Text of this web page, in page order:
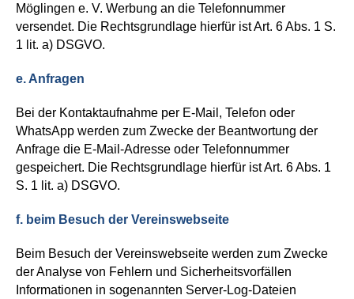
Möglingen e. V. Werbung an die Telefonnummer
versendet. Die Rechtsgrundlage hierfür ist Art. 6 Abs. 1 S.
1 lit. a) DSGVO.
e. Anfragen
Bei der Kontaktaufnahme per E-Mail, Telefon oder
WhatsApp werden zum Zwecke der Beantwortung der
Anfrage die E-Mail-Adresse oder Telefonnummer
gespeichert. Die Rechtsgrundlage hierfür ist Art. 6 Abs. 1
S. 1 lit. a) DSGVO.
f. beim Besuch der Vereinswebseite
Beim Besuch der Vereinswebseite werden zum Zwecke
der Analyse von Fehlern und Sicherheitsvorfällen
Informationen in sogenannten Server-Log-Dateien